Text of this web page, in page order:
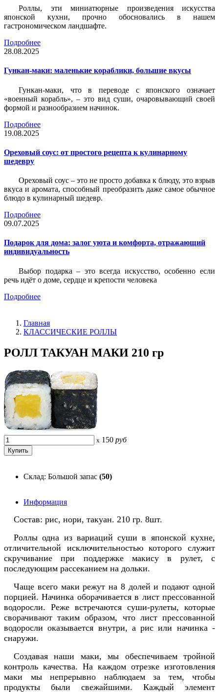
Роллы, эти миниатюрные произведения искусства
японской кухни, прочно обосновались в нашем
гастрономическом ландшафте.
Подробнее
28.08.2025
Гункан-маки: маленькие кораблики, большие вкусы
Гункан-маки, что в переводе с японского означает
«военный корабль», – это вид суши, очаровывающий своей
формой и разнообразием начинок.
Подробнее
19.08.2025
Ореховый соус: от простого рецепта к кулинарному
шедевру
Ореховый соус – это не просто добавка к блюду, это взрыв
вкуса и аромата, способный преобразить даже самое обычное
блюдо в кулинарный шедевр.
Подробнее
09.07.2025
Подарок для дома: залог уюта и комфорта, отражающий
индивидуальность
Выбор подарка – это всегда искусство, особенно если
речь идёт о доме, сердце и крепости человека
Подробнее
Главная
КЛАССИЧЕСКИЕ РОЛЛЫ
РОЛЛ ТАКУАН МАКИ 210 гр
x 150 руб
Склад: Большой запас (50)
Информация
Состав: рис, нори, такуан. 210 гр. 8шт.
Роллы одна из вариаций суши в японской кухне,
отличительной исключительностью которого служит
скручивание при поддержке макису в рулет, с
последующим рассеканием на дольки.
Чаще всего маки режут на 8 долей и подают одной
порцией. Начинка оборачивается в лист прессованной
водоросли. Реже встречаются суши-рулеты, которые
сворачивают таким образом, что лист прессованной
водоросли оказывается внутри, а рис или начинка -
снаружи.
Создавая наши маки, мы обеспечиваем тройной
контроль качества. На каждом отрезке изготовления
маки мы непрерывно наблюдаем за тем, чтобы
продукты были свежайшими. Каждый элемент